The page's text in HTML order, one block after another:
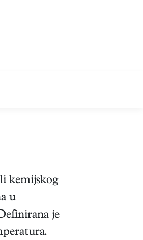
kemijskog
u
je